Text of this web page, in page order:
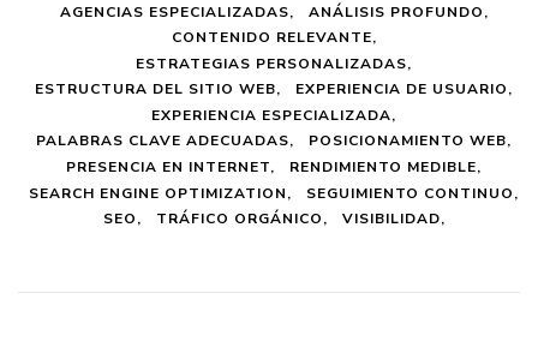
AGENCIAS ESPECIALIZADAS
ANÁLISIS PROFUNDO
CONTENIDO RELEVANTE
ESTRATEGIAS PERSONALIZADAS
ESTRUCTURA DEL SITIO WEB
EXPERIENCIA DE USUARIO
EXPERIENCIA ESPECIALIZADA
PALABRAS CLAVE ADECUADAS
POSICIONAMIENTO WEB
PRESENCIA EN INTERNET
RENDIMIENTO MEDIBLE
SEARCH ENGINE OPTIMIZATION
SEGUIMIENTO CONTINUO
SEO
TRÁFICO ORGÁNICO VISIBILIDAD